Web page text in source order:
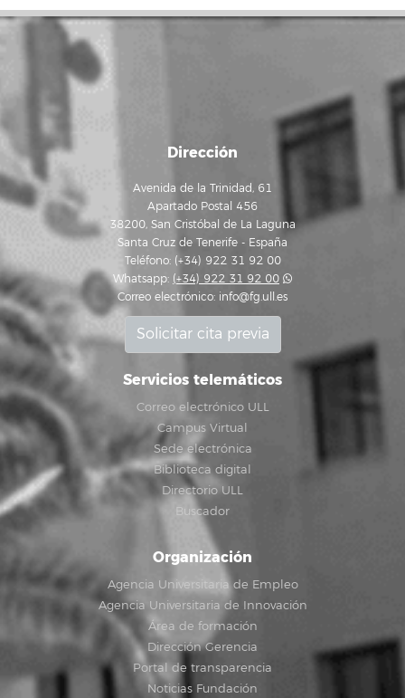
Dirección
Avenida de la Trinidad, 61
Apartado Postal 456
38200, San Cristóbal de La Laguna
Santa Cruz de Tenerife - España
Teléfono: (+34) 922 31 92 00
Whatsapp: (+34) 922 31 92 00
Correo electrónico: info@fg.ull.es
Solicitar cita previa
Servicios telemáticos
Correo electrónico ULL
Campus Virtual
Sede electrónica
Biblioteca digital
Directorio ULL
Buscador
Organización
Agencia Universitaria de Empleo
Agencia Universitaria de Innovación
Área de formación
Dirección Gerencia
Portal de transparencia
Noticias Fundación